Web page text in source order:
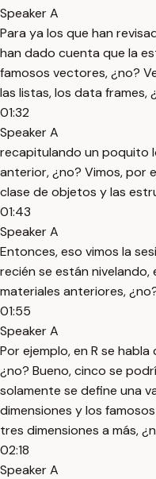
Speaker A
Para ya los que han
han dado cuenta que la
famosos vectores, ¿no?
las listas, los data frames,
01:32
Speaker A
recapitulando un poquito
anterior, ¿no? Vimos, por
clase de objetos y las
01:43
Speaker A
Entonces, eso vimos la
recién se están nivelando,
materiales anteriores,
01:55
Speaker A
Por ejemplo, en R se
¿no? Bueno, cinco se
solamente se define una
dimensiones y los
tres dimensiones a más,
02:18
Speaker A